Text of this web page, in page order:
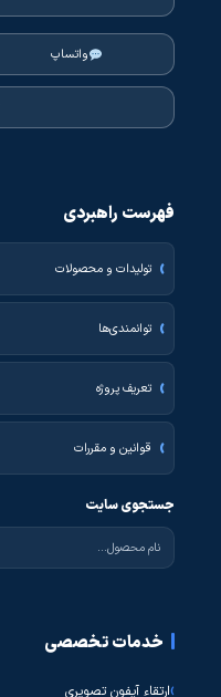
واتساپ
فهرست راهبردی
تولیدات و محصولات
توانمندی‌ها
تعریف پروژه
قوانین و مقررات
جستجوی سایت
خدمات تخصصی
ارتقاء آیفون تصویری